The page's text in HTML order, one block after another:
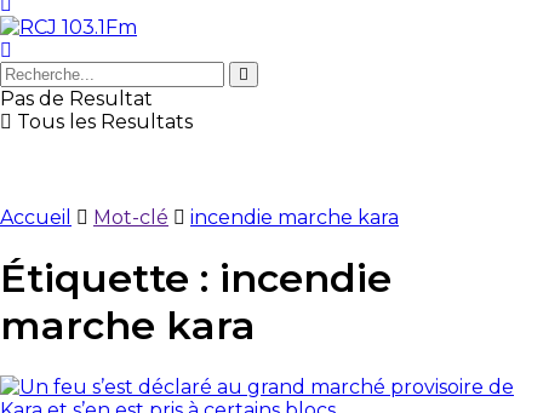
Pas de Resultat
Tous les Resultats
Accueil Mot-clé incendie marche kara
Étiquette : incendie
marche kara